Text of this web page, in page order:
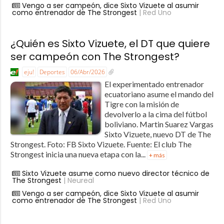
Vengo a ser campeón, dice Sixto Vizuete al asumir
como entrenador de The Strongest | Red Uno
¿Quién es Sixto Vizuete, el DT que quiere
ser campeón con The Strongest?
eju! Deportes 06/Abr/2026
El experimentado entrenador
ecuatoriano asume el mando del
Tigre con la misión de
devolverlo a la cima del fútbol
boliviano. Martin Suarez Vargas
Sixto Vizuete, nuevo DT de The
Strongest. Foto: FB Sixto Vizuete. Fuente: El club The
Strongest inicia una nueva etapa con la... + más
Sixto Vizuete asume como nuevo director técnico de
The Strongest | Neureal
Vengo a ser campeón, dice Sixto Vizuete al asumir
como entrenador de The Strongest | Red Uno